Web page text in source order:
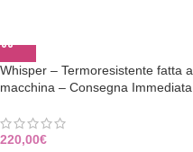
Whisper – Termoresistente fatta a
macchina – Consegna Immediata
220,00€